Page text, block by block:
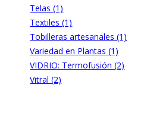
Telas (1)
Textiles (1)
Tobilleras artesanales (1)
Variedad en Plantas (1)
VIDRIO: Termofusión (2)
Vitral (2)